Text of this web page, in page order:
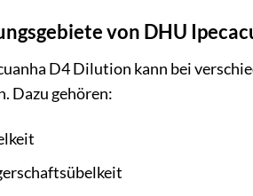
von DHU
D4 Dilution kann bei
Dazu gehören: